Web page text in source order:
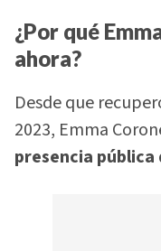
¿Por qué
ahora?
Desde que
2023, Emma
presencia